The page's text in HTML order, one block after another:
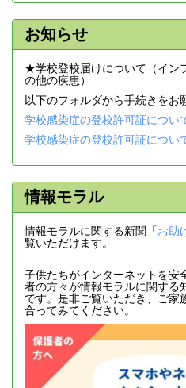
お知らせ
★学校登校届けについて（イン
の他の疾患）
以下のフォルダから手続きをお
学校感染症の登校許可証につい
学校感染症の登校許可証につい
情報モラル
情報モラルに関する新聞「お助
覧いただけます。
子供たちがインターネットを安
者の方々が情報モラルに関する
です。是非ご覧いただき、ご家
合ってみてください。